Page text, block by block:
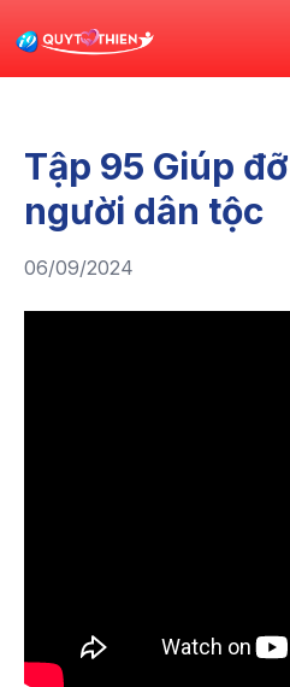
Tập 95 Giúp
người dân tộc
06/09/2024